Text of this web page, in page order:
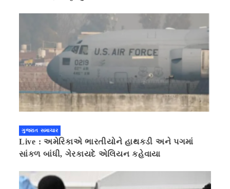
ગુજરાત સમાચાર
Live : અમેરિકાએ ભારતીયોને હાથકડી અને પગમાં
સાંકળ બાંધી, ગેરકાયદે એલિયન કહેવાયા